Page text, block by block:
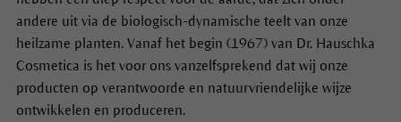
andere uit via de biologisch-dynamische teelt van onze
heilzame planten. Vanaf het begin (1967) van Dr. Hauschka
Cosmetica is het voor ons vanzelfsprekend dat wij onze
producten op verantwoorde en natuurvriendelijke wijze
ontwikkelen en produceren.